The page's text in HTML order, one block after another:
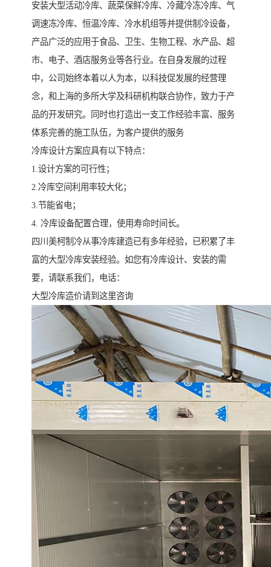
安装大型活动冷库、蔬菜保鲜冷库、冷藏冷冻冷库、气
调速冻冷库、恒温冷库、冷水机组等并提供制冷设备，
产品广泛的应用于食品、卫生、生物工程、水产品、超
市、电子、酒店服务业等各行业。在自身发展的过程
中，公司始终本着以人为本，以科技促发展的经营理
念，和上海的多所大学及科研机构联合协作，致力于产
品的开发研究。同时也打造出一支工作经验丰富、服务
体系完善的施工队伍，为客户提供的服务
冷库设计方案应具有以下特点：
1.设计方案的可行性；
2.冷库空间利用率较大化；
3.节能省电；
4. 冷库设备配置合理，使用寿命时间长。
四川美柯制冷从事冷库建造已有多年经验，已积累了丰
富的大型冷库安装经验。如您有冷库设计、安装的需
要，请联系我们，电话：
大型冷库造价请到这里咨询